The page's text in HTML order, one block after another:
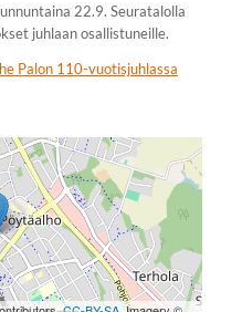
22.9. Seuratalolla
juhlaan osallistuneille.
Palon 110-vuotisjuhlassa